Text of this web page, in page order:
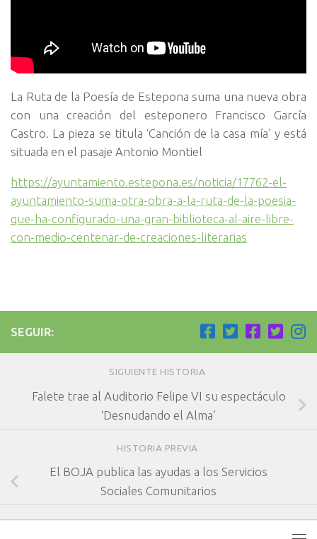
La Ruta de la Poesía de Estepona suma una nueva obra
con una creación del esteponero Francisco García
Castro. La pieza se titula ‘Canción de la casa mía’ y está
situada en el pasaje Antonio Montiel
https://ayuntamiento.estepona.es/noticia/17762-el-
ayuntamiento-suma-otra-obra-a-la-ruta-de-la-poesia-
que-ha-configurado-una-gran-biblioteca-al-aire-libre-
con-medio-centenar-de-creaciones-literarias
SEGUIR:
SIGUIENTE HISTORIA
Falete trae al Auditorio Felipe VI su espectáculo
‘Desnudando el Alma’
HISTORIA PREVIA
El BOJA publica las ayudas a los Servicios
Sociales Comunitarios